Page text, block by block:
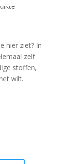
hier ziet? In
zelf
stoffen,
wilt.